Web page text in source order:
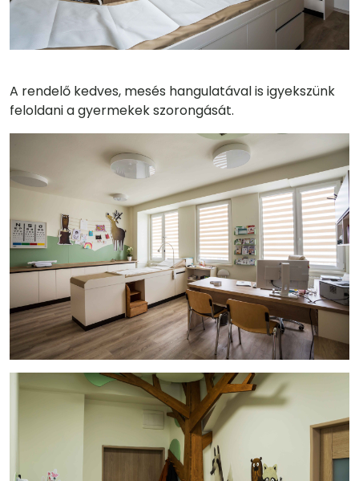
A rendelő kedves, mesés hangulatával is igyekszünk
feloldani a gyermekek szorongását.